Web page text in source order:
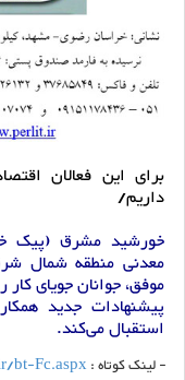
برای این فعالان
داریم/
خورشید مشرق (پیک
معدنی منطقه شمال
موفق، جوانان جویای کار
پیشنهادات جدید
استقبال می‌کند.
- لینک کوتاه : bt-Fc.aspx